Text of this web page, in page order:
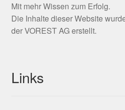
Mit mehr Wissen zum Erfolg.
Die Inhalte dieser Website
der VOREST AG erstellt.
Links